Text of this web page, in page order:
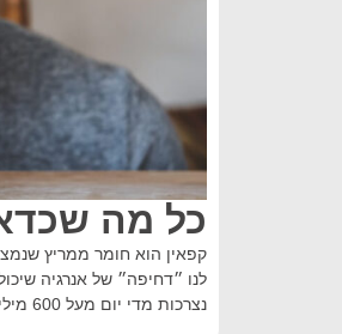
כל מה
קפאין הוא חומר ממריץ
לנו ״דחיפה״ של אנרגיה
נצרכות מדי יום מעל 600 מיליון כוסות קפה.